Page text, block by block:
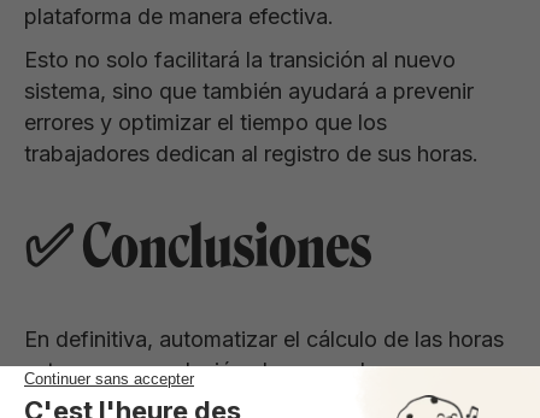
plataforma de manera efectiva.
Esto no solo facilitará la transición al nuevo
sistema, sino que también ayudará a prevenir
errores y optimizar el tiempo que los
trabajadores dedican al registro de sus horas.
✅ Conclusiones
En definitiva, automatizar el cálculo de las horas
extras es una solución clave para las empresas,
no solo por el ahorro de tiempo y la reducción de